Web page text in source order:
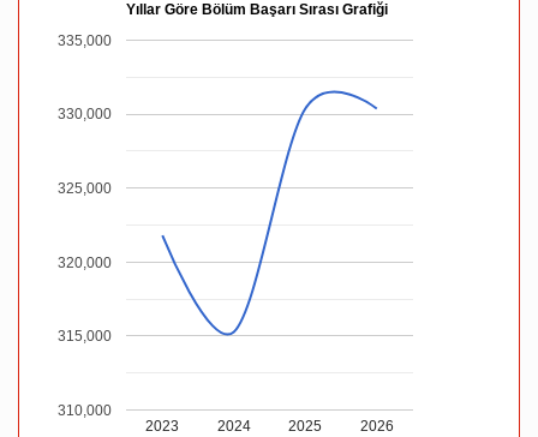
Yıllar Göre Bölüm Başarı Sırası Grafiği
2023 2024 2025 2026
310,000
315,000
320,000
325,000
330,000
335,000